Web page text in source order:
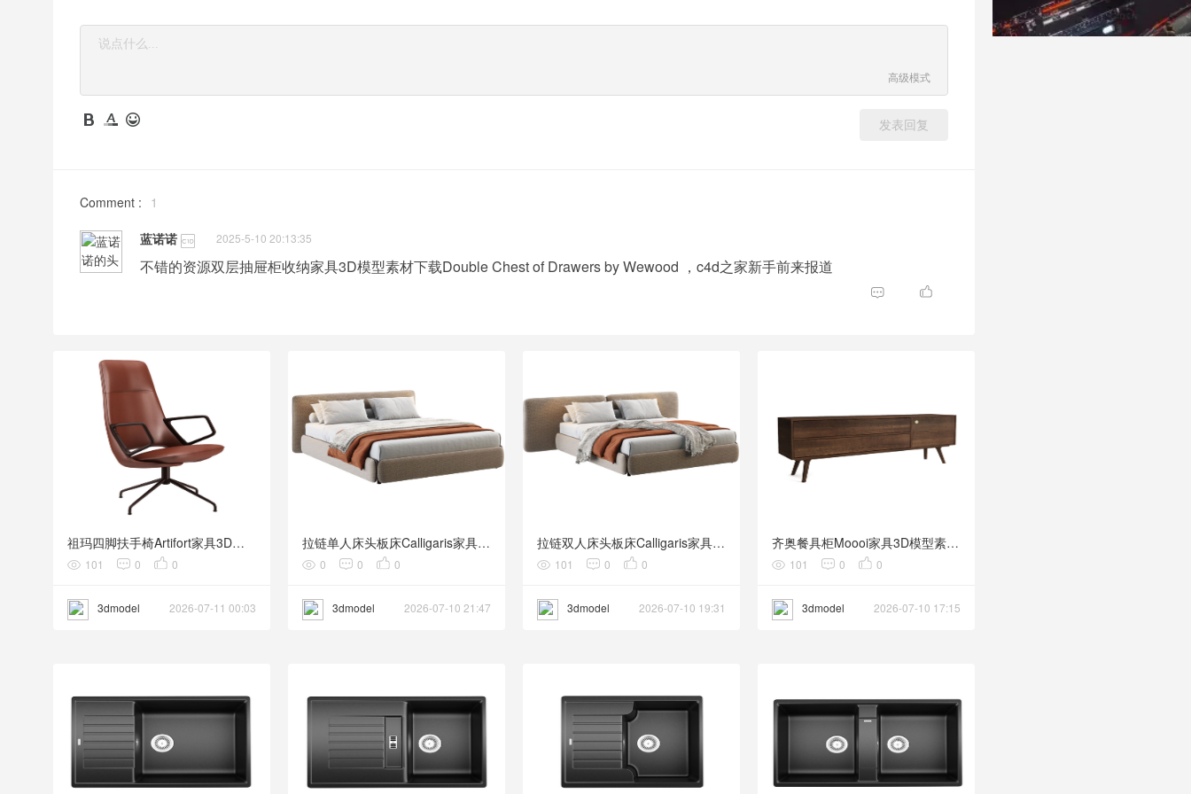
高级模式
发表回复
Comment : 1
蓝诺诺 2025-5-10 20:13:35
不错的资源双层抽屉柜收纳家具3D模型素材下载Double Chest of Drawers by Wewood ，c4d之家新手前来报道
祖玛四脚扶手椅Artifort家具3D模型素材下载Zuma Armchair 4-legged by Artifort
101 0 0
3dmodel 2026-07-11 00:03
拉链单人床头板床Calligaris家具3D模型素材下载Zip Bed with Single Headboard by Cal
0 0 0
3dmodel 2026-07-10 21:47
拉链双人床头板床Calligaris家具3D模型素材下载Zip Bed with Double Headboard by Cal
101 0 0
3dmodel 2026-07-10 19:31
齐奥餐具柜Moooi家具3D模型素材下载Zio Buffet by Moooi
101 0 0
3dmodel 2026-07-10 17:15